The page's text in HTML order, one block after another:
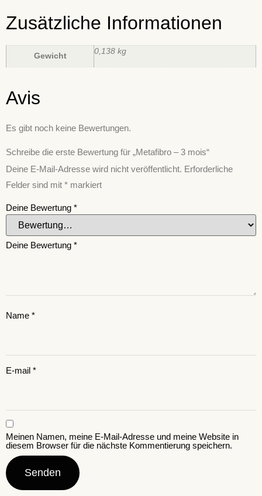
Zusätzliche Informationen
Gewicht
0,138 kg
Avis
Es gibt noch keine Bewertungen.
Schreibe die erste Bewertung für „Metafibro – 3 mois“
Deine E-Mail-Adresse wird nicht veröffentlicht. Erforderliche
Felder sind mit * markiert
Deine Bewertung *
Deine Bewertung *
Name *
E-mail *
Meinen Namen, meine E-Mail-Adresse und meine Website in
diesem Browser für die nächste Kommentierung speichern.